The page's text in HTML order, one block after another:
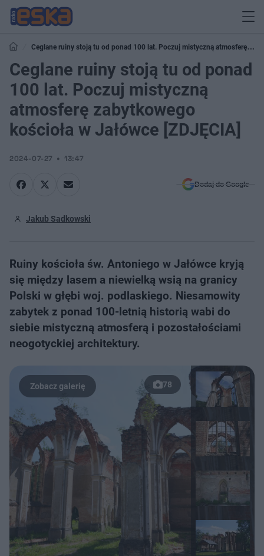
Ceglane ruiny stoją tu od ponad 100 lat. Poczuj mistyczną atmosferę
zabytkowego kościoła w Jałówce [ZDJĘCIA]
Ceglane ruiny stoją tu od ponad
100 lat. Poczuj mistyczną
atmosferę zabytkowego
kościoła w Jałówce [ZDJĘCIA]
2024-07-27 13:47
Dodaj do Google
Jakub Sadkowski
Ruiny kościoła św. Antoniego w Jałówce kryją
się między lasem a niewielką wsią na granicy
Polski w głębi woj. podlaskiego. Niesamowity
zabytek z ponad 100-letnią historią wabi do
siebie mistyczną atmosferą i pozostałościami
neogotyckiej architektury.
78